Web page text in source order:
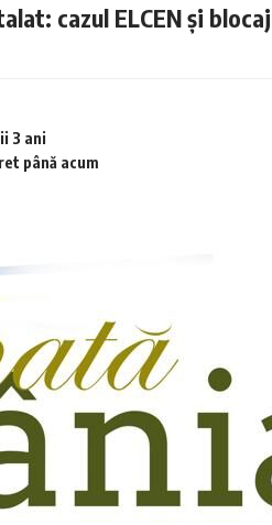
cazul ELCEN și
3 ani
până acum